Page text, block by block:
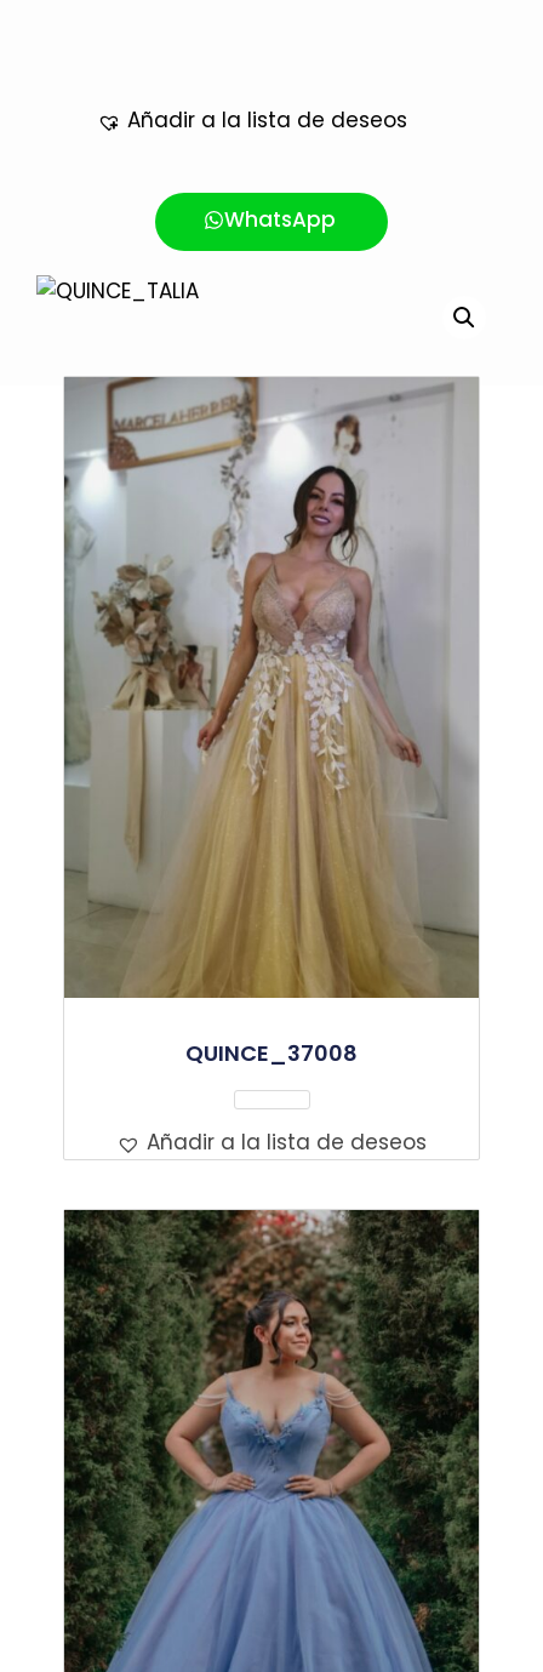
Añadir a la lista de deseos
WhatsApp
Productos relacionados
QUINCE_37008
Leer Más
Añadir a la lista de deseos